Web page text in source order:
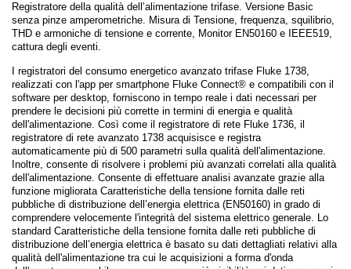
Registratore della qualità dell’alimentazione trifase. Versione Basic
senza pinze amperometriche. Misura di Tensione, frequenza, squilibrio,
THD e armoniche di tensione e corrente, Monitor EN50160 e IEEE519,
cattura degli eventi.
I registratori del consumo energetico avanzato trifase Fluke 1738,
realizzati con l'app per smartphone Fluke Connect® e compatibili con il
software per desktop, forniscono in tempo reale i dati necessari per
prendere le decisioni più corrette in termini di energia e qualità
dell'alimentazione. Così come il registratore di rete Fluke 1736, il
registratore di rete avanzato 1738 acquisisce e registra
automaticamente più di 500 parametri sulla qualità dell'alimentazione.
Inoltre, consente di risolvere i problemi più avanzati correlati alla qualità
dell'alimentazione. Consente di effettuare analisi avanzate grazie alla
funzione migliorata Caratteristiche della tensione fornita dalle reti
pubbliche di distribuzione dell’energia elettrica (EN50160) in grado di
comprendere velocemente l'integrità del sistema elettrico generale. Lo
standard Caratteristiche della tensione fornita dalle reti pubbliche di
distribuzione dell’energia elettrica è basato su dati dettagliati relativi alla
qualità dell'alimentazione tra cui le acquisizioni a forma d'onda